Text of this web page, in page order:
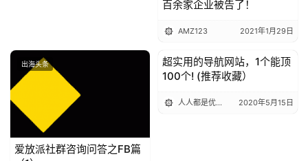
百余家企业被告了！
AMZ123 2021年1月29日
出海头条
爱放派社群咨询问答之FB篇
出海头条
超实用的导航网站，1个能顶
100个! (推荐收藏）
人人都是优化师 2020年5月15日